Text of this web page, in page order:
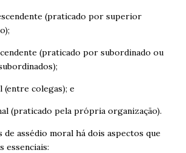
(praticado por superior
(praticado por subordinado ou
colegas); e
(praticado pela própria organização).
de assédio moral há dois aspectos que
essenciais: